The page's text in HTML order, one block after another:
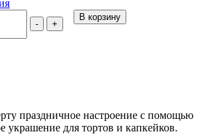
- +
В корзину
праздничное настроение с помощью
украшение для тортов и капкейков.